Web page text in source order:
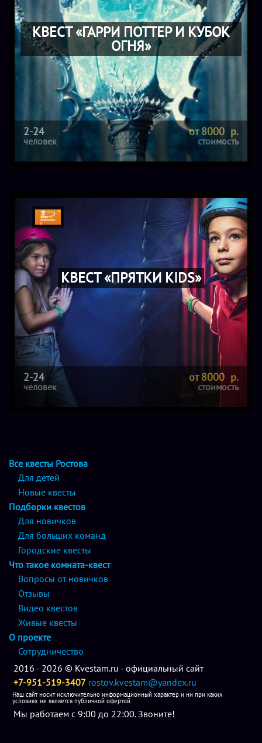
КВЕСТ «ГАРРИ ПОТТЕР И КУБОК
ОГНЯ»
2-24
человек
от 8000 р.
стоимость
КВЕСТ «ПРЯТКИ KIDS»
2-24
человек
от 8000 р.
стоимость
Все квесты Ростова
Для детей
Новые квесты
Подборки квестов
Для новичков
Для больших команд
Городские квесты
Что такое комната-квест
Вопросы от новичков
Отзывы
Видео квестов
Живые квесты
О проекте
Сотрудничество
2016 - 2026 © Kvestam.ru - официальный сайт
+7-951-519-3407 rostov.kvestam@yandex.ru
Наш сайт носит исключительно информационный характер и ни при каких
условиях не является публичной офертой.
Мы работаем с 9:00 до 22:00. Звоните!